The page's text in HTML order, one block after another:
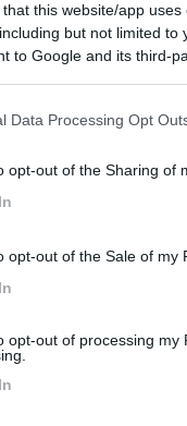
that this website/app
but not limited to
to Google and its third-
Data Processing Opt
opt-out of the Sharing of
opt-out of the Sale of my
opt-out of processing my
(7)
è del 2022, ho
La struttura
due ragazzi molto
docce sempre
sento di